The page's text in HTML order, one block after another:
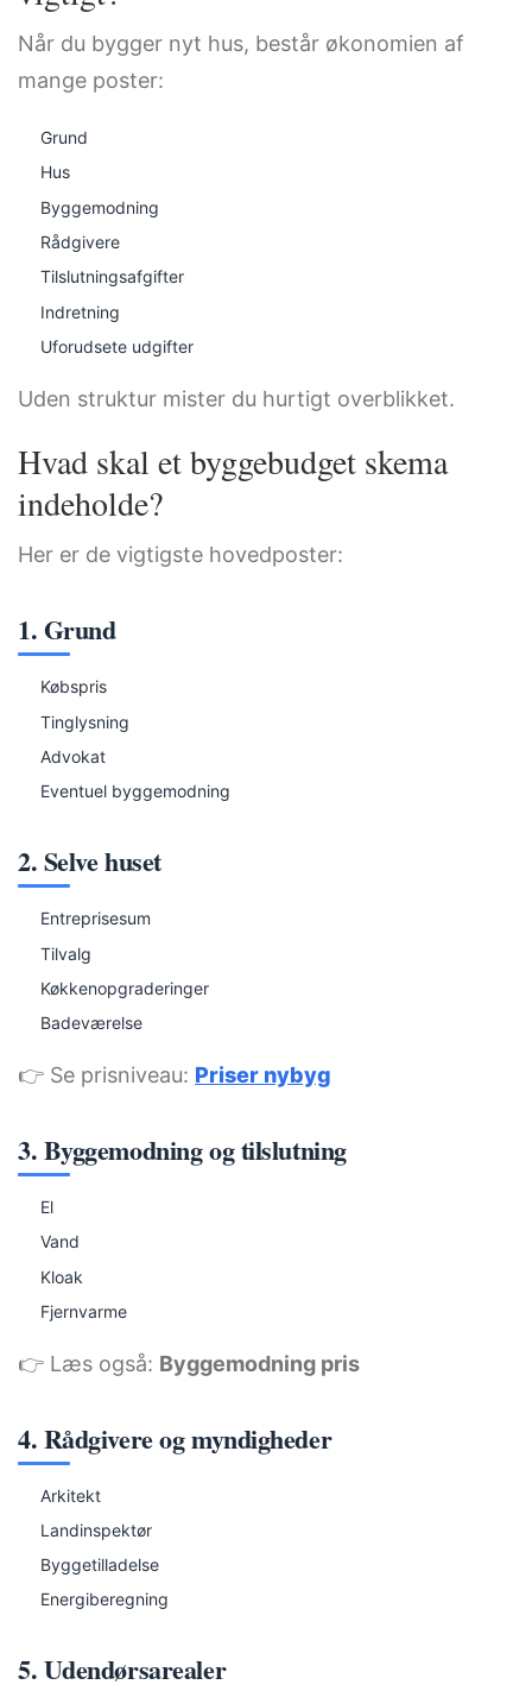
Når du bygger nyt hus, består økonomien af
mange poster:
Grund
Hus
Byggemodning
Rådgivere
Tilslutningsafgifter
Indretning
Uforudsete udgifter
Uden struktur mister du hurtigt overblikket.
Hvad skal et byggebudget skema
indeholde?
Her er de vigtigste hovedposter:
1. Grund
Købspris
Tinglysning
Advokat
Eventuel byggemodning
2. Selve huset
Entreprisesum
Tilvalg
Køkkenopgraderinger
Badeværelse
👉 Se prisniveau: Priser nybyg
3. Byggemodning og tilslutning
El
Vand
Kloak
Fjernvarme
👉 Læs også: Byggemodning pris
4. Rådgivere og myndigheder
Arkitekt
Landinspektør
Byggetilladelse
Energiberegning
5. Udendørsarealer